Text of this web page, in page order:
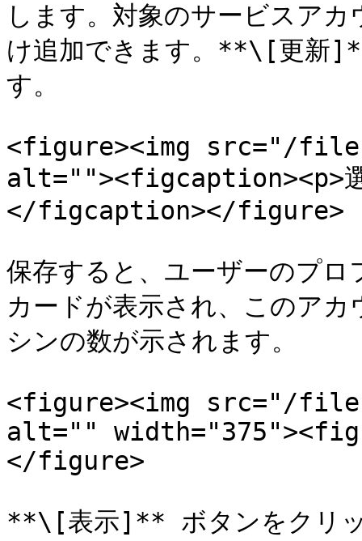
します。対象のサービスア
け追加できます。**\[更新
す。
<figure><img src="/
alt=""><figcaption><p>選
</figcaption></figure>
保存すると、ユーザーのプ
カードが表示され、このア
シンの数が示されます。
<figure><img src="/files/
alt=""
</figure>
**\[表示]** ボタンをクリッ